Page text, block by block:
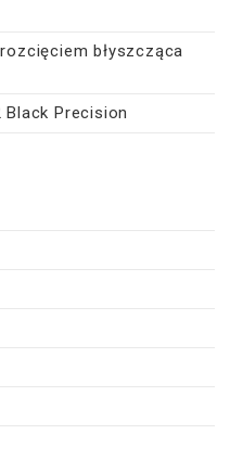
błyszcząca
Precision